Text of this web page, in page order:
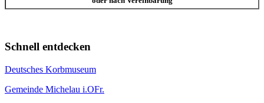
Schnell entdecken
Deutsches Korbmuseum
Gemeinde Michelau i.OFr.